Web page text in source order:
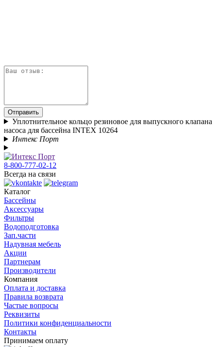
Отправить
Уплотнительное кольцо резиновое для выпускного клапана
насоса для бассейна INTEX 10264
Интекс Порт
8-800-777-02-12
Всегда на связи
Каталог
Бассейны
Аксессуары
Фильтры
Водоподготовка
Зап.части
Надувная мебель
Акции
Партнерам
Производители
Компания
Оплата и доставка
Правила возврата
Частые вопросы
Реквизиты
Политики конфиденциальности
Контакты
Принимаем оплату